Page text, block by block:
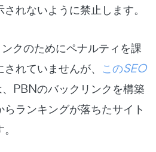
れないように禁止します。
クのためにペナルティを課
れていませんが、 このSEO
、PBNのバックリンクを構築
ランキングが落ちたサイト